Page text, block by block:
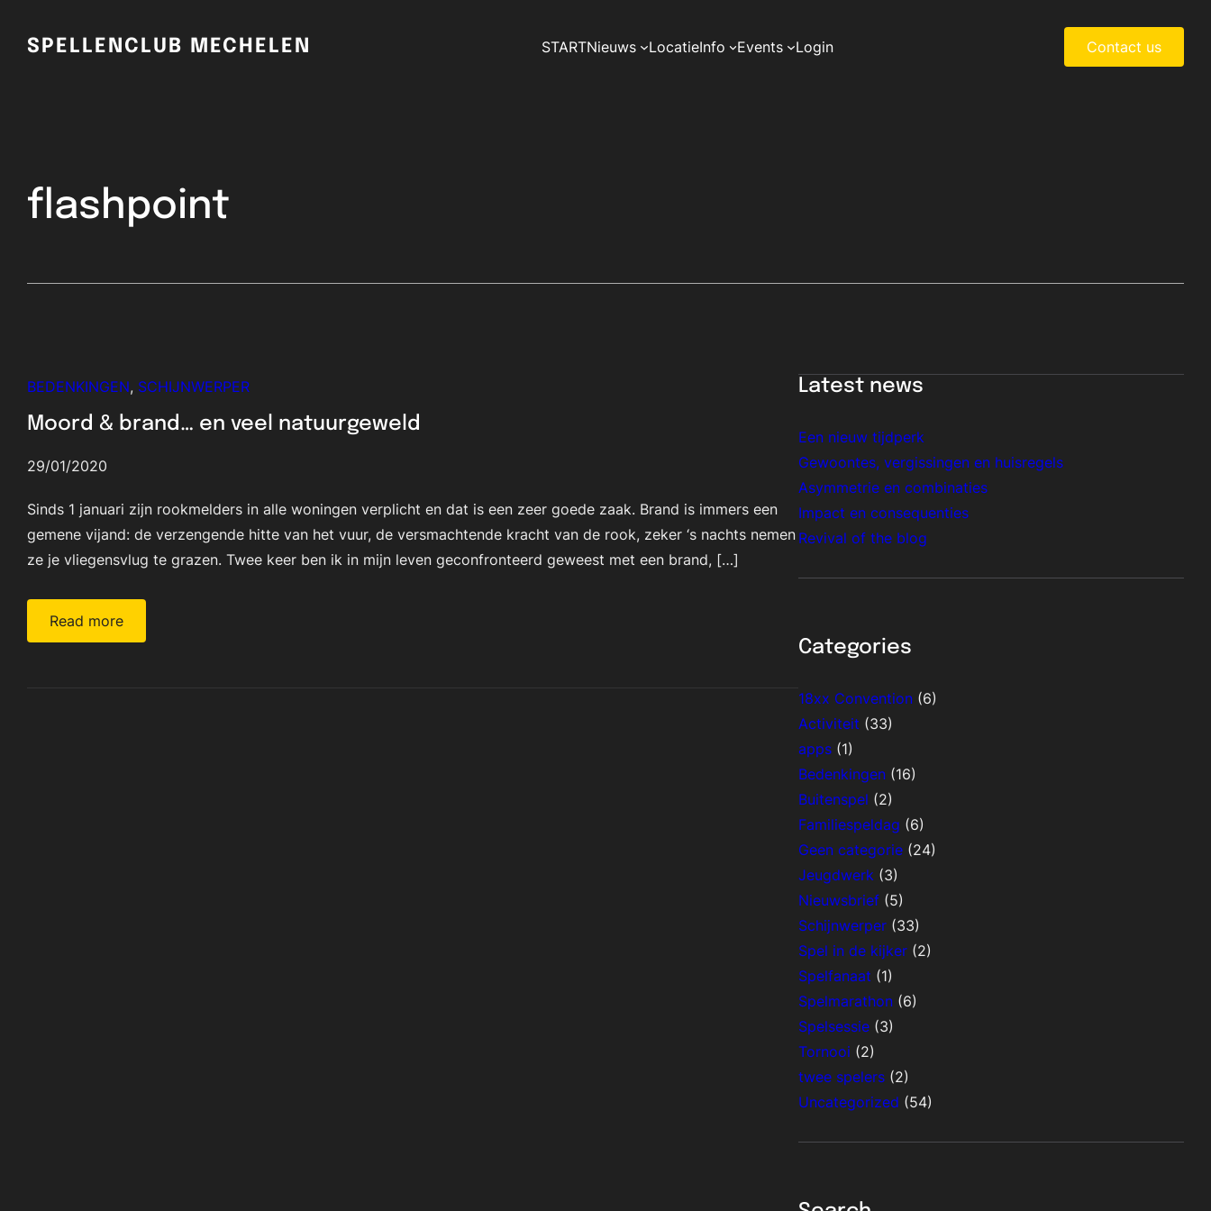
SPELLENCLUB MECHELEN STARTNieuws LocatieInfo Events Login Contact us
flashpoint
BEDENKINGEN, SCHIJNWERPER
Moord & brand… en veel natuurgeweld
29/01/2020
Sinds 1 januari zijn rookmelders in alle woningen verplicht en dat is een zeer goede zaak. Brand is immers een
gemene vijand: de verzengende hitte van het vuur, de versmachtende kracht van de rook, zeker ‘s nachts nemen
ze je vliegensvlug te grazen. Twee keer ben ik in mijn leven geconfronteerd geweest met een brand, […]
Read more
Latest news
Een nieuw tijdperk
Gewoontes, vergissingen en huisregels
Asymmetrie en combinaties
Impact en consequenties
Revival of the blog
Categories
18xx Convention(6)
Activiteit (33)
apps(1)
Bedenkingen(16)
Buitenspel (2)
Familiespeldag (6)
Geen categorie(24)
Jeugdwerk(3)
Nieuwsbrief(5)
Schijnwerper(33)
Spel in de kijker(2)
Spelfanaat (1)
Spelmarathon(6)
Spelsessie(3)
Tornooi (2)
twee spelers(2)
Uncategorized (54)